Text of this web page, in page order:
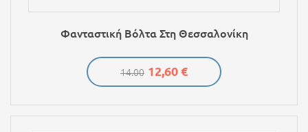
Φανταστική Βόλτα Στη Θεσσαλονίκη
14.00 12,60 €